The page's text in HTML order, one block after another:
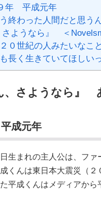
年 平成元年
終わった人間だと思う
さようなら』 ＜
０世紀の人みたいなこ
長く生きていてほしい
、さようなら』
成元年
生まれの主人公は、ファ
くんは東日本大震災（
平成くんはメディアから